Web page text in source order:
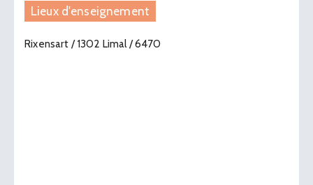
Lieux d'enseignement
Rixensart / 1302 Limal / 6470